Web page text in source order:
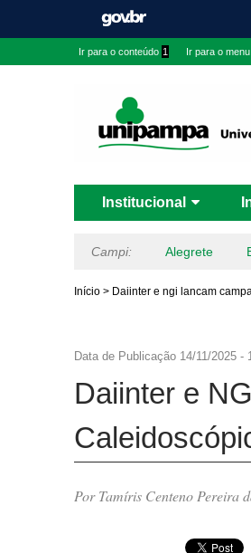
Ir para o conteúdo 1 Ir para o menu
Institucional
Campi: Alegrete
Início > Daiinter e ngi lancam
Data de Publicação 14/11/2025 -
Daiinter e
Por Tamíris Centeno Pereira